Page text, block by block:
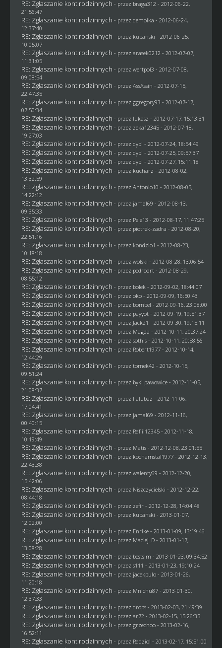
RE: Zgłaszanie kont rodzinnych - przez braga312 - 2012-06-22,
21:56:47
RE: Zgłaszanie kont rodzinnych - przez demolka - 2012-06-24,
12:37:40
RE: Zgłaszanie kont rodzinnych - przez kubanski - 2012-06-25,
10:05:07
RE: Zgłaszanie kont rodzinnych - przez arasek0212 - 2012-07-07,
11:31:05
RE: Zgłaszanie kont rodzinnych - przez wertpol3 - 2012-07-08,
09:08:54
RE: Zgłaszanie kont rodzinnych - przez AssAssin - 2012-07-15,
22:47:35
RE: Zgłaszanie kont rodzinnych - przez ggregory93 - 2012-07-17,
07:50:34
RE: Zgłaszanie kont rodzinnych - przez lukasz - 2012-07-17, 15:13:31
RE: Zgłaszanie kont rodzinnych - przez zeka12345- 2012-07-18,
19:27:03
RE: Zgłaszanie kont rodzinnych - przez dybi - 2012-07-24, 18:54:49
RE: Zgłaszanie kont rodzinnych - przez dybi - 2012-07-25, 09:57:37
RE: Zgłaszanie kont rodzinnych - przez dybi - 2012-07-27, 15:11:18
RE: Zgłaszanie kont rodzinnych - przez kucharz - 2012-08-02,
13:32:59
RE: Zgłaszanie kont rodzinnych - przez Antonio10 - 2012-08-05,
14:22:12
RE: Zgłaszanie kont rodzinnych - przez jamal69 - 2012-08-13,
09:35:33
RE: Zgłaszanie kont rodzinnych - przez Pele13 - 2012-08-17, 11:47:25
RE: Zgłaszanie kont rodzinnych - przez piotrek-zadra - 2012-08-20,
22:51:16
RE: Zgłaszanie kont rodzinnych - przez kondzio1 - 2012-08-23,
10:18:18
RE: Zgłaszanie kont rodzinnych - przez wolski - 2012-08-28, 13:06:54
RE: Zgłaszanie kont rodzinnych - przez pedroart- 2012-08-29,
08:55:12
RE: Zgłaszanie kont rodzinnych - przez bolek- 2012-09-02, 18:44:07
RE: Zgłaszanie kont rodzinnych - przez oko- 2012-09-09, 16:50:43
RE: Zgłaszanie kont rodzinnych - przez bombel - 2012-09-16, 23:08:00
RE: Zgłaszanie kont rodzinnych - przez payyot- 2012-09-19, 19:51:37
RE: Zgłaszanie kont rodzinnych - przez Jack21 - 2012-09-30, 19:15:11
RE: Zgłaszanie kont rodzinnych - przez Magda - 2012-10-11, 20:37:24
RE: Zgłaszanie kont rodzinnych - przez sothis- 2012-10-11, 20:58:56
RE: Zgłaszanie kont rodzinnych - przez Robert1977- 2012-10-14,
12:44:29
RE: Zgłaszanie kont rodzinnych - przez tomek42 - 2012-10-15,
09:51:24
RE: Zgłaszanie kont rodzinnych - przez byki pawowice- 2012-11-05,
21:08:37
RE: Zgłaszanie kont rodzinnych - przez Falubaz - 2012-11-06,
17:04:41
RE: Zgłaszanie kont rodzinnych - przez jamal69 - 2012-11-16,
00:40:15
RE: Zgłaszanie kont rodzinnych - przez Rafiii12345- 2012-11-18,
10:19:49
RE: Zgłaszanie kont rodzinnych - przez Matis- 2012-12-08, 23:01:55
RE: Zgłaszanie kont rodzinnych - przez kochamstal1977- 2012-12-13,
22:43:38
RE: Zgłaszanie kont rodzinnych - przez walenty69 - 2012-12-20,
15:42:06
RE: Zgłaszanie kont rodzinnych - przez Niszczycielski - 2012-12-22,
08:44:18
RE: Zgłaszanie kont rodzinnych - przez zefir- 2012-12-28, 14:04:48
RE: Zgłaszanie kont rodzinnych - przez kubanski - 2013-01-07,
12:02:00
RE: Zgłaszanie kont rodzinnych - przez Enrike- 2013-01-09, 13:19:46
RE: Zgłaszanie kont rodzinnych - przez Maciej_D- 2013-01-17,
13:08:28
RE: Zgłaszanie kont rodzinnych - przez bestsim - 2013-01-23, 09:34:52
RE: Zgłaszanie kont rodzinnych - przez s111 - 2013-01-23, 19:10:24
RE: Zgłaszanie kont rodzinnych - przez jacekpulo- 2013-01-26,
11:20:18
RE: Zgłaszanie kont rodzinnych - przez Mnichu87- 2013-01-30,
12:37:33
RE: Zgłaszanie kont rodzinnych - przez drops- 2013-02-03, 21:49:39
RE: Zgłaszanie kont rodzinnych - przez ar72 - 2013-02-15, 15:26:35
RE: Zgłaszanie kont rodzinnych - przez grzechoo - 2013-02-16,
16:52:11
RE: Zgłaszanie kont rodzinnych - przez Radziol - 2013-02-17, 15:51:00